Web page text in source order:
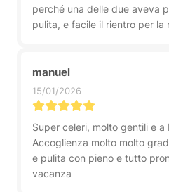
perché una delle due aveva
pulita, e facile il rientro per la
manuel
15/01/2026
Super celeri, molto gentili e a
Accoglienza molto molto
e pulita con pieno e tutto
vacanza